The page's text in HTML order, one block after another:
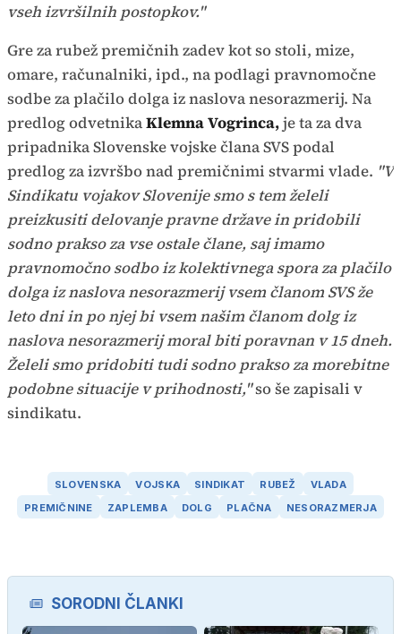
vseh izvršilnih postopkov."
Gre za rubež premičnih zadev kot so stoli, mize,
omare, računalniki, ipd., na podlagi pravnomočne
sodbe za plačilo dolga iz naslova nesorazmerij. Na
predlog odvetnikaKlemna Vogrinca,je ta za dva
pripadnika Slovenske vojske člana SVS podal
predlog za izvršbo nad premičnimi stvarmi vlade. "V
Sindikatu vojakov Slovenije smo s tem želeli
preizkusiti delovanje pravne države in pridobili
sodno prakso za vse ostale člane, saj imamo
pravnomočno sodbo iz kolektivnega spora za plačilo
dolga iz naslova nesorazmerij vsem članom SVS že
leto dni in po njej bi vsem našim članom dolg iz
naslova nesorazmerij moral biti poravnan v 15 dneh.
Želeli smo pridobiti tudi sodno prakso za morebitne
podobne situacije v prihodnosti,"so še zapisali v
sindikatu.
SLOVENSKA VOJSKA SINDIKAT RUBEŽ
VLADA
PREMIČNINE
ZAPLEMBA DOLG PLAČNA NESORAZMERJA
SORODNI ČLANKI